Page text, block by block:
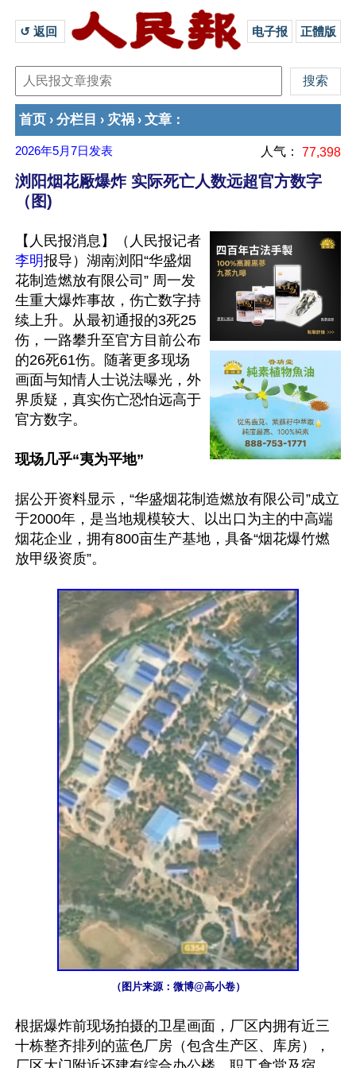
↺ 返回 电子报 正體版
首页 › 分栏目 › 灾祸 › 文章 ：
2026年5月7日 发表 人气： 77,398
浏阳烟花厰爆炸 实际死亡人数远超官方数字
（图)
【人民报消息】（人民报记者
李明报导）湖南浏阳“华盛烟
花制造燃放有限公司” 周一发
生重大爆炸事故，伤亡数字持
续上升。从最初通报的3死25
伤，一路攀升至官方目前公布
的26死61伤。随著更多现场
画面与知情人士说法曝光，外
界质疑，真实伤亡恐怕远高于
官方数字。
现场几乎“夷为平地”
据公开资料显示，“华盛烟花制造燃放有限公司”成立
于2000年，是当地规模较大、以出口为主的中高端
烟花企业，拥有800亩生产基地，具备“烟花爆竹燃
放甲级资质”。
（图片来源：微博@高小卷）
根据爆炸前现场拍摄的卫星画面，厂区内拥有近三
十栋整齐排列的蓝色厂房（包含生产区、库房），